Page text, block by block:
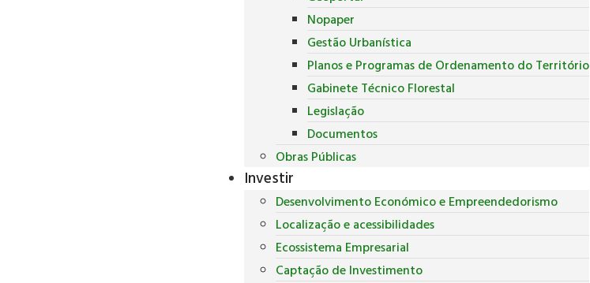
Nopaper
Gestão Urbanística
Planos e Programas de Ordenamento do Território
Gabinete Técnico Florestal
Legislação
Documentos
Obras Públicas
Investir
Desenvolvimento Económico e Empreendedorismo
Localização e acessibilidades
Ecossistema Empresarial
Captação de Investimento